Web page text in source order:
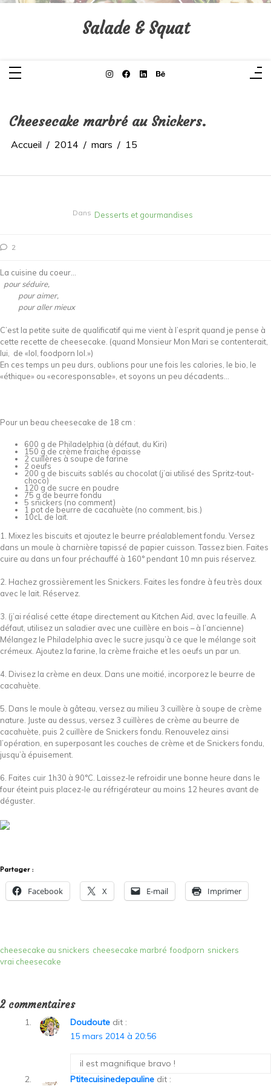
Aller
Salade & Squat
Cheesecake marbré au Snickers.
Accueil 2014 mars 15
Dans Desserts et gourmandises
2
La cuisine du coeur…
pour séduire,
pour aimer,
pour aller mieux
C’est la petite suite de qualificatif qui me vient à l’esprit quand je pense à
cette recette de cheesecake. (quand Monsieur Mon Mari se contenterait,
lui, de «lol, foodporn lol.»)
En ces temps un peu durs, oublions pour une fois les calories, le bio, le
«éthique» ou «ecoresponsable», et soyons un peu décadents…
Pour un beau cheesecake de 18 cm :
600 g de Philadelphia (à défaut, du Kiri)
150 g de crème fraiche épaisse
2 cuillères à soupe de farine
2 oeufs
200 g de biscuits sablés au chocolat (j’ai utilisé des Spritz-tout-
choco)
120 g de sucre en poudre
75 g de beurre fondu
5 snickers (no comment)
1 pot de beurre de cacahuète (no comment, bis.)
10cL de lait.
1. Mixez les biscuits et ajoutez le beurre préalablement fondu. Versez
dans un moule à charnière tapissé de papier cuisson. Tassez bien. Faites
cuire au dans un four préchauffé à 160° pendant 10 mn puis réservez.
2. Hachez grossièrement les Snickers. Faites les fondre à feu très doux
avec le lait. Réservez.
3. (j’ai réalisé cette étape directement au Kitchen Aid, avec la feuille. A
défaut, utilisez un saladier avec une cuillère en bois – à l’ancienne)
Mélangez le Philadelphia avec le sucre jusqu’à ce que le mélange soit
crémeux. Ajoutez la farine, la crème fraiche et les oeufs un par un.
4. Divisez la crème en deux. Dans une moitié, incorporez le beurre de
cacahuète.
5. Dans le moule à gâteau, versez au milieu 3 cuillère à soupe de crème
nature. Juste au dessus, versez 3 cuillères de crème au beurre de
cacahuète, puis 2 cuillère de Snickers fondu. Renouvelez ainsi
l’opération, en superposant les couches de crème et de Snickers fondu,
jusqu’à épuisement.
6. Faites cuir 1h30 à 90°C. Laissez-le refroidir une bonne heure dans le
four éteint puis placez-le au réfrigérateur au moins 12 heures avant de
déguster.
Partager :
Facebook X E-mail Imprimer
cheesecake au snickers cheesecake marbré foodporn snickers
vrai cheesecake
2 commentaires
Doudoute dit :
15 mars 2014 à 20:56
il est magnifique bravo !
Ptitecuisinedepauline dit :